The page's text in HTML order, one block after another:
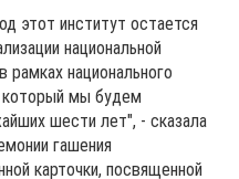
этот институт остается
национальной
рамках национального
который мы будем
шести лет", - сказала
гашения
карточки, посвященной